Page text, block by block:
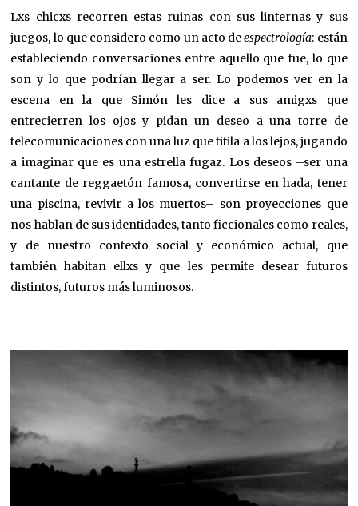
Lxs chicxs recorren estas ruinas con sus linternas y sus
juegos, lo que considero como un acto deespectrología: están
estableciendo conversaciones entre aquello que fue, lo que
son y lo que podrían llegar a ser. Lo podemos ver en la
escena en la que Simón les dice a sus amigxs que
entrecierren los ojos y pidan un deseo a una torre de
telecomunicaciones con una luz que titila a los lejos, jugando
a imaginar que es una estrella fugaz. Los deseos –ser una
cantante de reggaetón famosa, convertirse en hada, tener
una piscina, revivir a los muertos– son proyecciones que
nos hablan de sus identidades, tanto ficcionales como reales,
y de nuestro contexto social y económico actual, que
también habitan ellxs y que les permite desear futuros
distintos, futuros más luminosos.